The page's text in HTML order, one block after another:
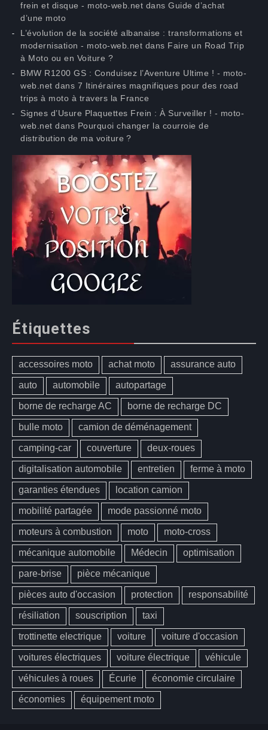
frein et disque - moto-web.net dans Guide d’achat
d’une moto
L’évolution de la société albanaise : transformations et
modernisation - moto-web.net dans Faire un Road Trip
à Moto ou en Voiture ?
BMW R1200 GS : Conduisez l’Aventure Ultime ! - moto-
web.net dans 7 Itinéraires magnifiques pour des road
trips à moto à travers la France
Signes d’Usure Plaquettes Frein : À Surveiller ! - moto-
web.net dans Pourquoi changer la courroie de
distribution de ma voiture ?
Étiquettes
accessoires moto achat moto assurance auto
auto automobile autopartage
borne de recharge AC borne de recharge DC
bulle moto camion de déménagement
camping-car couverture deux-roues
digitalisation automobile entretien ferme à moto
garanties étendues location camion
mobilité partagée mode passionné moto
moteurs à combustion moto moto-cross
mécanique automobile Médecin optimisation
pare-brise pièce mécanique
pièces auto d'occasion protection responsabilité
résiliation souscription taxi
trottinette electrique voiture voiture d'occasion
voitures électriques voiture électrique véhicule
véhicules à roues Écurie économie circulaire
économies équipement moto